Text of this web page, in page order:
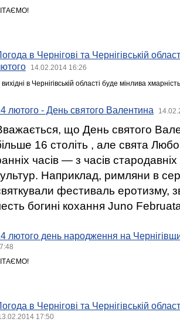
в Чернігові та Чернігівській
14.02.2014 16:26
в Чернігівській області буде мінлива хмарність
лютого - День святого Валентина
що День святого
16 століть , але свята
часів — з часів
Наприклад, римляни в
фестиваль еротизму,
богині кохання Juno
лютого день народження на
в Чернігові та Чернігівській
17:50